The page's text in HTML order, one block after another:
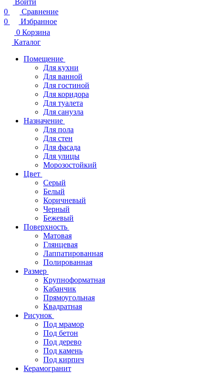
Войти
0
Сравнение
0
Избранное
0 Корзина
Каталог
Помещение
Для кухни
Для ванной
Для гостиной
Для коридора
Для туалета
Для санузла
Назначение
Для пола
Для стен
Для фасада
Для улицы
Морозостойкий
Цвет
Серый
Белый
Коричневый
Черный
Бежевый
Поверхность
Матовая
Глянцевая
Лаппатированная
Полированная
Размер
Крупноформатная
Кабанчик
Прямоугольная
Квадратная
Рисунок
Под мрамор
Под бетон
Под дерево
Под камень
Под кирпич
Керамогранит